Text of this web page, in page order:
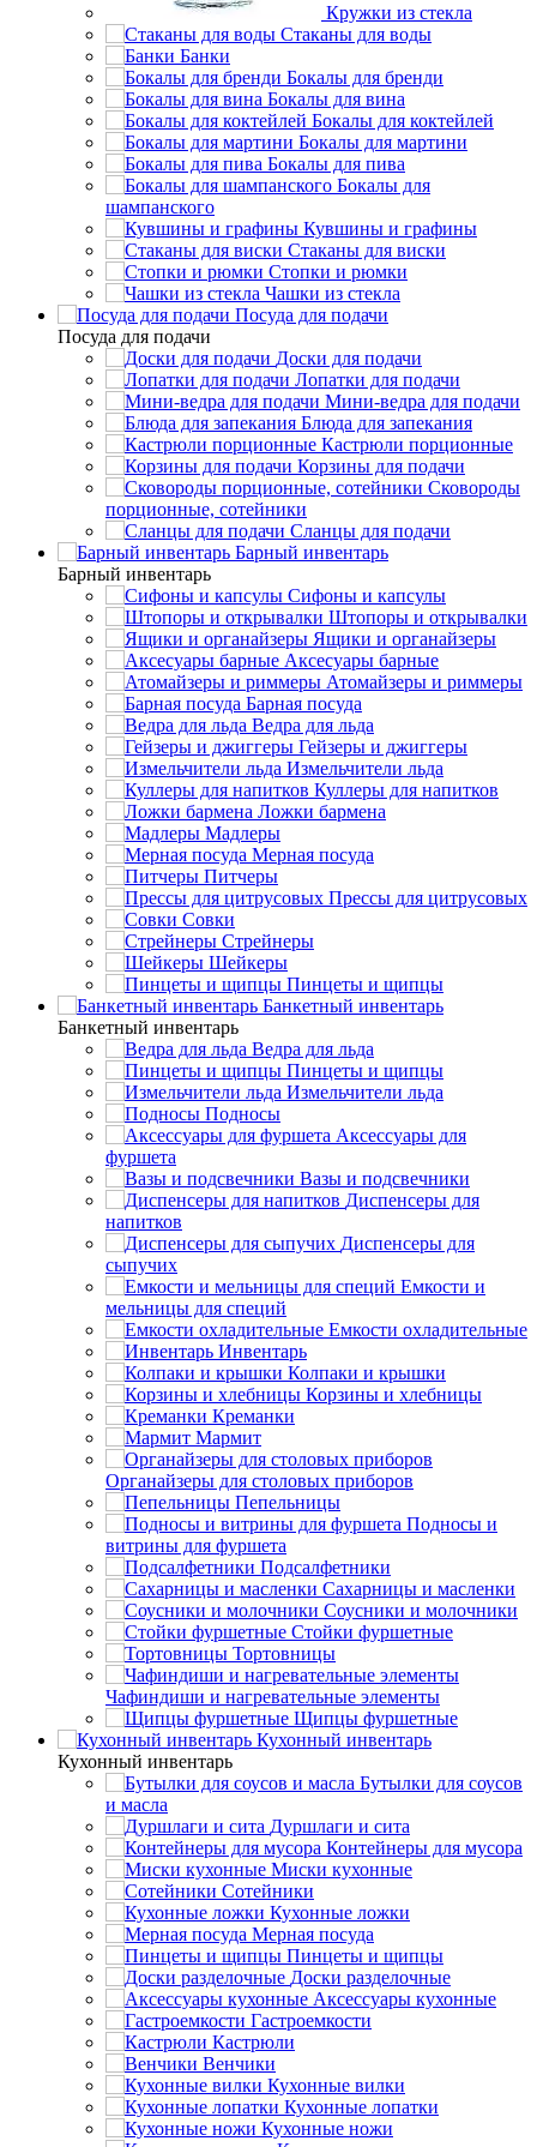
Кружки из стекла
Стаканы для воды
Банки
Бокалы для бренди
Бокалы для вина
Бокалы для коктейлей
Бокалы для мартини
Бокалы для пива
Бокалы для
шампанского
Кувшины и графины
Стаканы для виски
Стопки и рюмки
Чашки из стекла
Посуда для подачи
Посуда для подачи
Доски для подачи
Лопатки для подачи
Мини-ведра для подачи
Блюда для запекания
Кастрюли порционные
Корзины для подачи
Сковороды
порционные, сотейники
Сланцы для подачи
Барный инвентарь
Барный инвентарь
Сифоны и капсулы
Штопоры и открывалки
Ящики и органайзеры
Аксесуары барные
Атомайзеры и риммеры
Барная посуда
Ведра для льда
Гейзеры и джиггеры
Измельчители льда
Куллеры для напитков
Ложки бармена
Мадлеры
Мерная посуда
Питчеры
Прессы для цитрусовых
Совки
Стрейнеры
Шейкеры
Пинцеты и щипцы
Банкетный инвентарь
Банкетный инвентарь
Ведра для льда
Пинцеты и щипцы
Измельчители льда
Подносы
Аксессуары для
фуршета
Вазы и подсвечники
Диспенсеры для
напитков
Диспенсеры для
сыпучих
Емкости и
мельницы для специй
Емкости охладительные
Инвентарь
Колпаки и крышки
Корзины и хлебницы
Креманки
Мармит
Органайзеры для столовых приборов
Пепельницы
Подносы и
витрины для фуршета
Подсалфетники
Сахарницы и масленки
Соусники и молочники
Стойки фуршетные
Тортовницы
Чафиндиши и нагревательные элементы
Щипцы фуршетные
Кухонный инвентарь
Кухонный инвентарь
Бутылки для соусов
и масла
Дуршлаги и сита
Контейнеры для мусора
Миски кухонные
Сотейники
Кухонные ложки
Мерная посуда
Пинцеты и щипцы
Доски разделочные
Аксессуары кухонные
Гастроемкости
Кастрюли
Венчики
Кухонные вилки
Кухонные лопатки
Кухонные ножи